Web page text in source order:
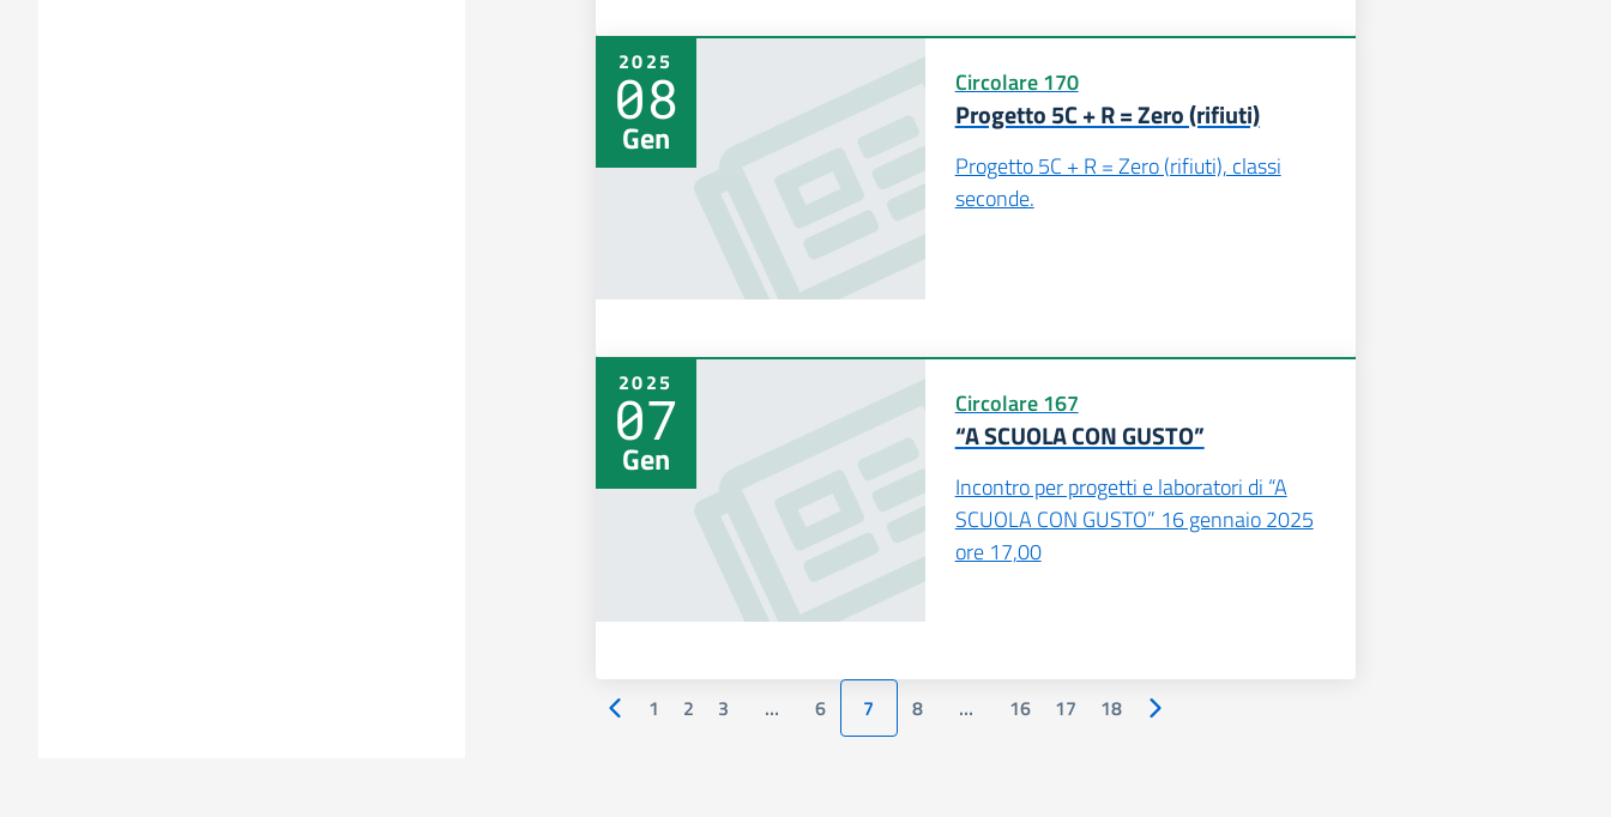
2025
08
Gen
Circolare 170
Progetto 5C + R = Zero (rifiuti)
Progetto 5C + R = Zero (rifiuti), classi
seconde.
2025
07
Gen
Circolare 167
“A SCUOLA CON GUSTO”
Incontro per progetti e laboratori di “A
SCUOLA CON GUSTO” 16 gennaio 2025
ore 17,00
Pagina precedente
1 2 3 … 6 7 8 … 16 17 18 Pagina successiva